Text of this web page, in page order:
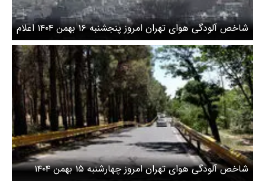
شاخص آلودگی هوای تهران امروز پنجشنبه ۱۶ بهمن ۱۴۰۴ اعلام
شد
شاخص آلودگی هوای تهران امروز چهارشنبه ۱۵ بهمن ۱۴۰۴